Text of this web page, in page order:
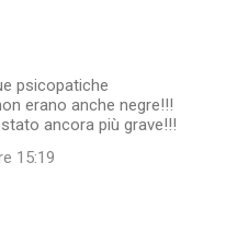
psicopatiche
erano anche negre!!!
ancora più grave!!!
15:19